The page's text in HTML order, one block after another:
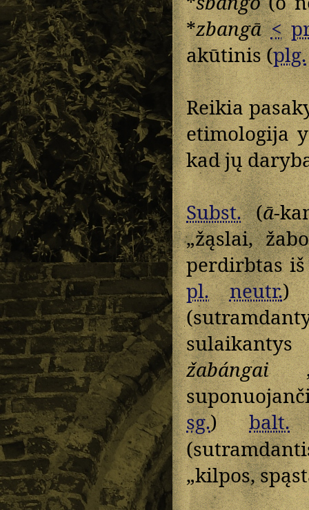
*zbangā <
akūtinis (plg.
Reikia
etimologija
kad jų
Subst.(ā-
„žąslai,
perdirbtas
pl.
neutr.
žabángai
sg.)balt.
„kilpos,